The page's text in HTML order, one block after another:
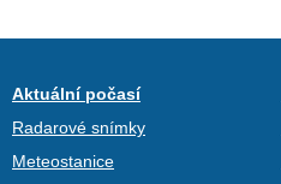
Aktuální počasí
Radarové snímky
Meteostanice